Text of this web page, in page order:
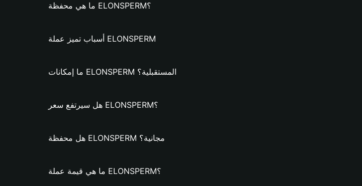
ما هي محفظة ELONSPERM؟
أسباب تميز عملة ELONSPERM
ما إمكانات ELONSPERM المستقبلية؟
هل سيرتفع سعر ELONSPERM؟
هل محفظة ELONSPERM مجانية؟
ما هي قيمة عملة ELONSPERM؟